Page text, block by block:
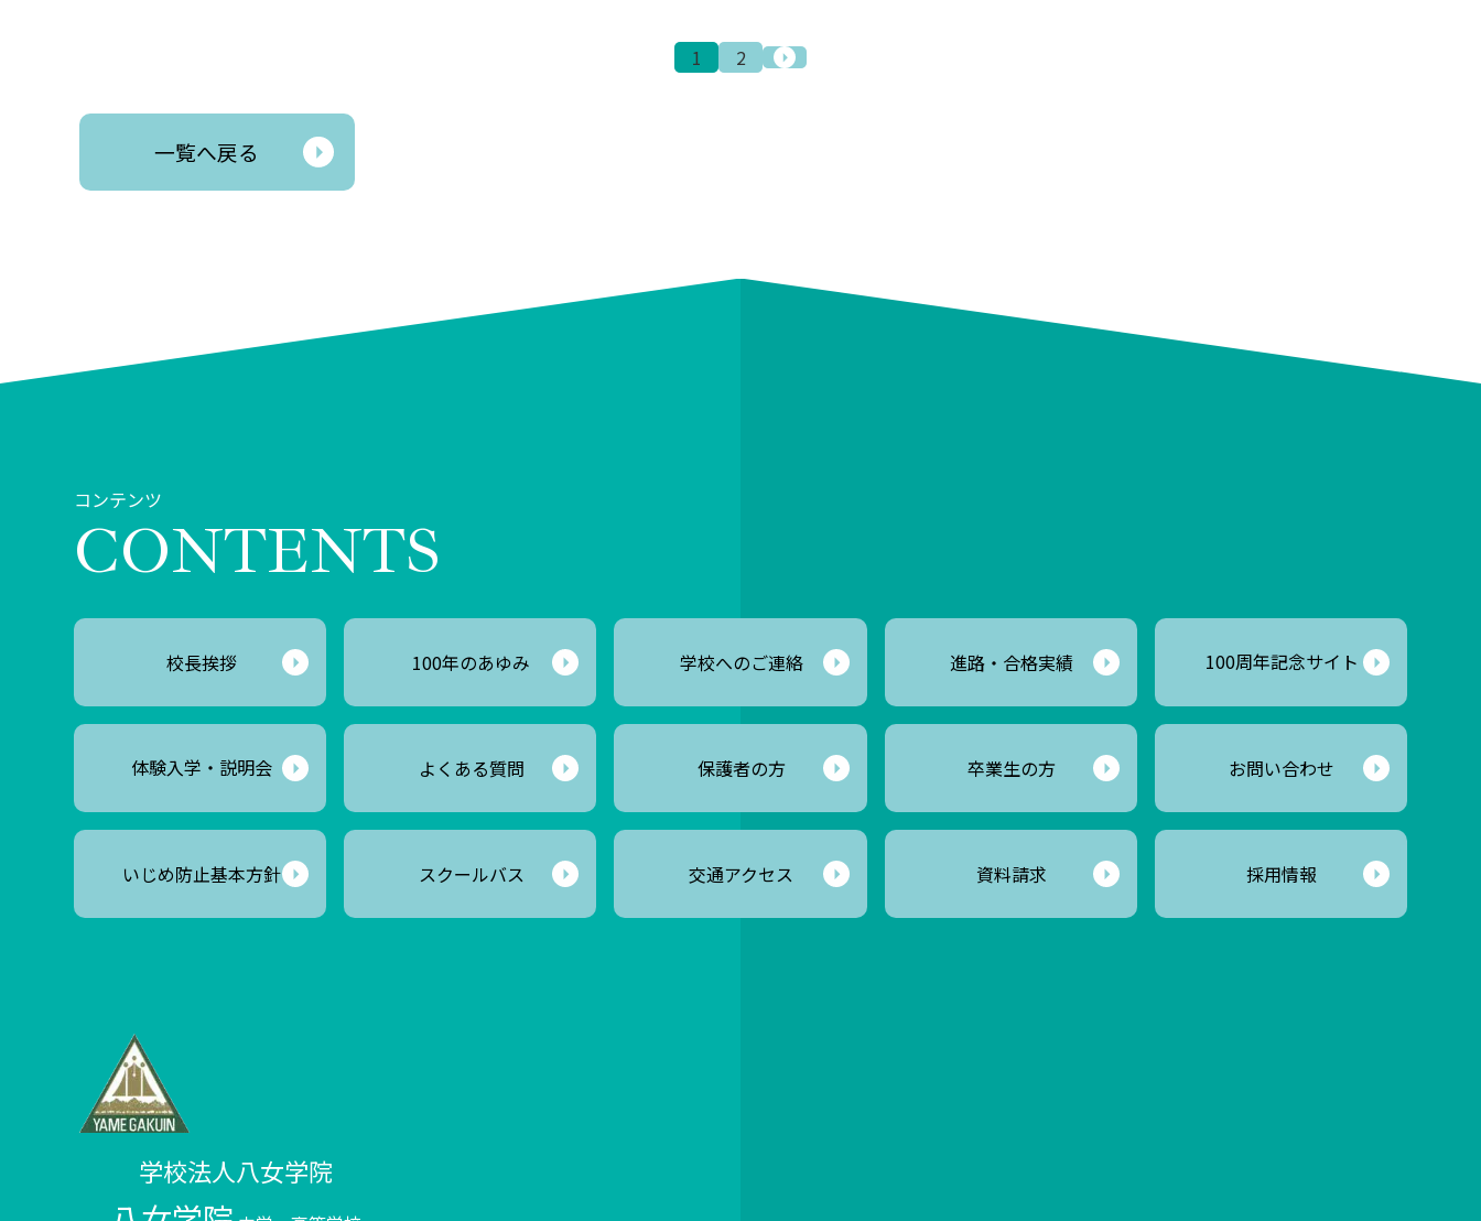
1 2
一覧へ戻る
コンテンツ
CONTENTS
校長挨拶 100年のあゆみ 学校へのご連絡 進路・合格実績 100周年記念サイト
体験入学 ・説明会 よくある質問 保護者の方 卒業生の方 お問い合わせ
いじめ防止基本方針 スクールバス 交通アクセス 資料請求 採用情報
学校法人八女学院